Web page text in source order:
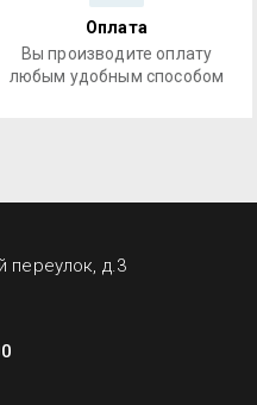
Оплата
Вы производите оплату
любым удобным способом
переулок, д.3